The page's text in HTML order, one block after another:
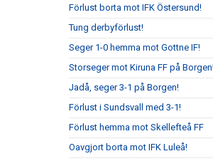
Förlust borta mot IFK Östersund!
Tung derbyförlust!
Seger 1-0 hemma mot Gottne IF!
Storseger mot Kiruna FF på
Jadå, seger 3-1 på Borgen!
Förlust i Sundsvall med 3-1!
Förlust hemma mot Skellefteå FF
Oavgjort borta mot IFK Luleå!